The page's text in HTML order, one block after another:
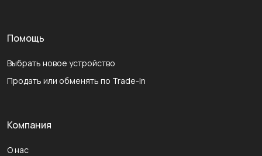
Помощь
Выбрать новое устройство
Продать или обменять по Trade-In
Компания
О нас